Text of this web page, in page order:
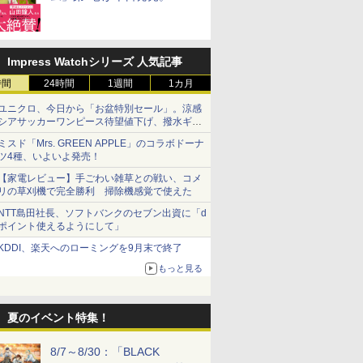
Impress Watchシリーズ 人気記事
24時間 1週間 1カ月
ニクロ、今日から「お盆特別セール」。涼感
アサッカーワンピース待望値下げ、撥水ギア
ョーツは1990円に
スド「Mrs. GREEN APPLE」のコラボドーナ
4種、いよいよ発売！
家電レビュー】手ごわい雑草との戦い、コメ
の草刈機で完全勝利 掃除機感覚で使えた
島田社長、ソフトバンクのセブン出資に「d
イント使えるようにして」
、楽天へのローミングを9月末で終了
もっと見る
夏のイベント特集！
8/7～8/30：「BLACK